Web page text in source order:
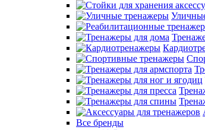
Все бренды